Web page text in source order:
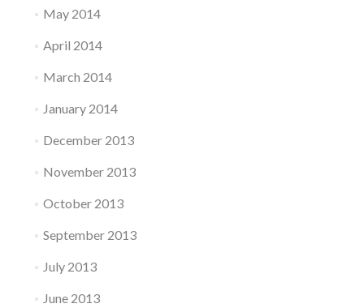
May 2014
April 2014
March 2014
January 2014
December 2013
November 2013
October 2013
September 2013
July 2013
June 2013